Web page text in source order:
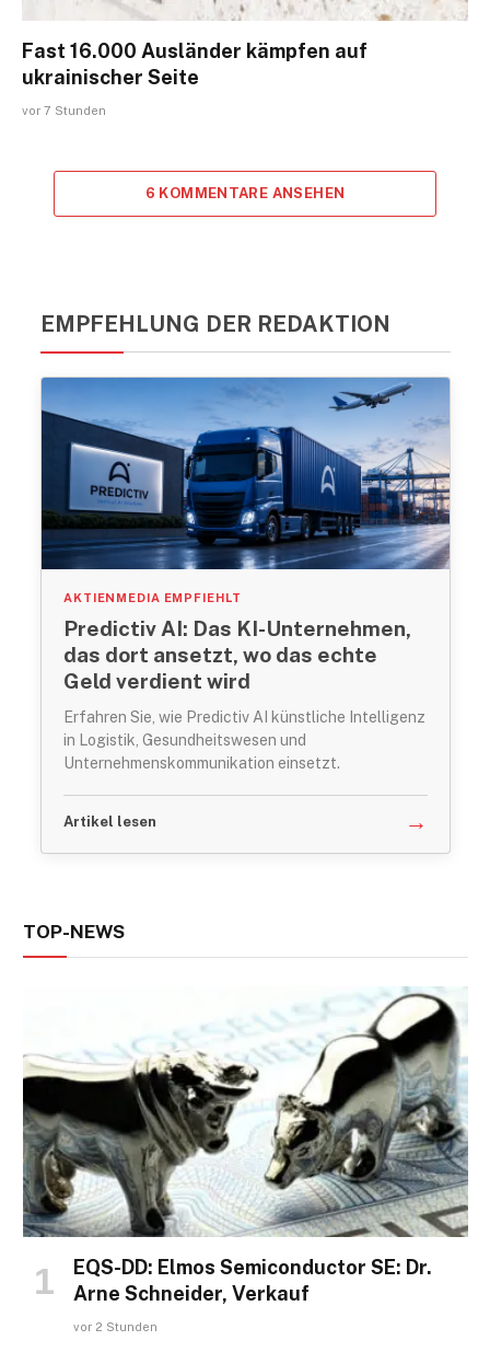
Fast 16.000 Ausländer kämpfen auf
ukrainischer Seite
vor 7 Stunden
6 KOMMENTARE ANSEHEN
EMPFEHLUNG DER REDAKTION
AKTIENMEDIA EMPFIEHLT
Predictiv AI: Das KI-Unternehmen,
das dort ansetzt, wo das echte
Geld verdient wird
Erfahren Sie, wie Predictiv AI künstliche Intelligenz
in Logistik, Gesundheitswesen und
Unternehmenskommunikation einsetzt.
Artikel lesen →
TOP-NEWS
EQS-DD: Elmos Semiconductor SE: Dr.
Arne Schneider, Verkauf
vor 2 Stunden